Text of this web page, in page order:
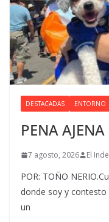
DESTACADAS ENTORNO
PENA AJENA
7 agosto, 2026 El
POR: TOÑO
donde soy y contesto
un